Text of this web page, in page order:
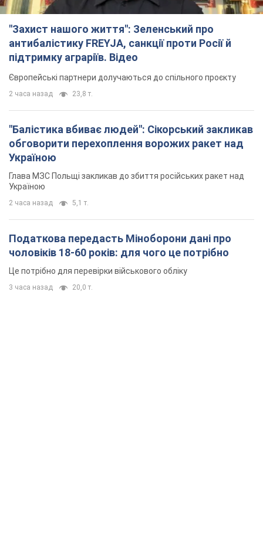
"Захист нашого життя": Зеленський про
антибалістику FREYJA, санкції проти Росії й
підтримку аграріїв. Відео
Європейські партнери долучаються до спільного проєкту
2 часа назад 23,8 т.
"Балістика вбиває людей": Сікорський закликав
обговорити перехоплення ворожих ракет над
Україною
Глава МЗС Польщі закликав до збиття російських ракет над
Україною
2 часа назад 5,1 т.
Податкова передасть Міноборони дані про
чоловіків 18-60 років: для чого це потрібно
Це потрібно для перевірки військового обліку
3 часа назад 20,0 т.